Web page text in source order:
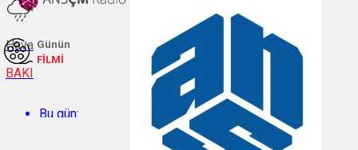
Hava
BAKI
Bu gün:
Günün
FİLMİ